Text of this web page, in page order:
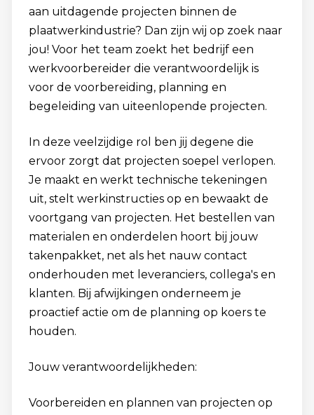
aan uitdagende projecten binnen de
plaatwerkindustrie? Dan zijn wij op zoek naar
jou! Voor het team zoekt het bedrijf een
werkvoorbereider die verantwoordelijk is
voor de voorbereiding, planning en
begeleiding van uiteenlopende projecten.
In deze veelzijdige rol ben jij degene die
ervoor zorgt dat projecten soepel verlopen.
Je maakt en werkt technische tekeningen
uit, stelt werkinstructies op en bewaakt de
voortgang van projecten. Het bestellen van
materialen en onderdelen hoort bij jouw
takenpakket, net als het nauw contact
onderhouden met leveranciers, collega's en
klanten. Bij afwijkingen onderneem je
proactief actie om de planning op koers te
houden.
Jouw verantwoordelijkheden:
Voorbereiden en plannen van projecten op